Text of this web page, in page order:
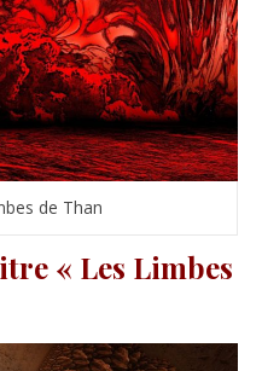
de Than
« Les Limbes